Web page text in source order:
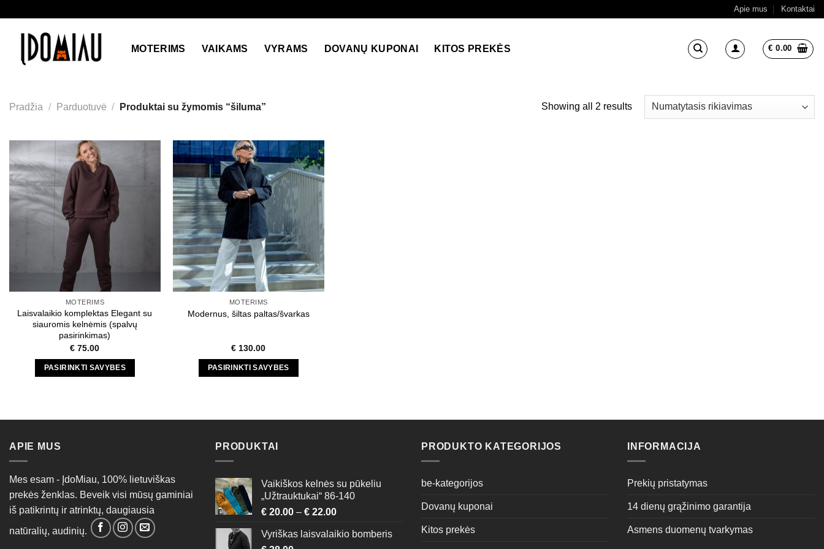
content
Apie mus Kontaktai
MOTERIMS VAIKAMS VYRAMS DOVANŲ KUPONAI KITOS PREKĖS € 0.00
Pradžia / Parduotuvė / Produktai su žymomis “šiluma” Showing all 2 results
MOTERIMS
Laisvalaikio komplektas Elegant su
siauromis kelnėmis (spalvų
pasirinkimas)
€ 75.00
PASIRINKTI SAVYBES
may
be
chosen
on
the
MOTERIMS
Modernus, šiltas paltas/švarkas
€ 130.00
PASIRINKTI SAVYBES
may
be
chosen
the
APIE MUS
Mes esam - ĮdoMiau, 100% lietuviškas
prekės ženklas. Beveik visi mūsų gaminiai
iš patikrintų ir atrinktų, daugiausia
natūralių, audinių.
PRODUKTAI
Vaikiškos kelnės su pūkeliu
„Užtrauktukai“ 86-140
€ 20.00 – € 22.00
Vyriškas laisvalaikio bomberis
PRODUKTO KATEGORIJOS
be-kategorijos
Dovanų kuponai
Kitos prekės
INFORMACIJA
Prekių pristatymas
14 dienų grąžinimo garantija
Asmens duomenų tvarkymas